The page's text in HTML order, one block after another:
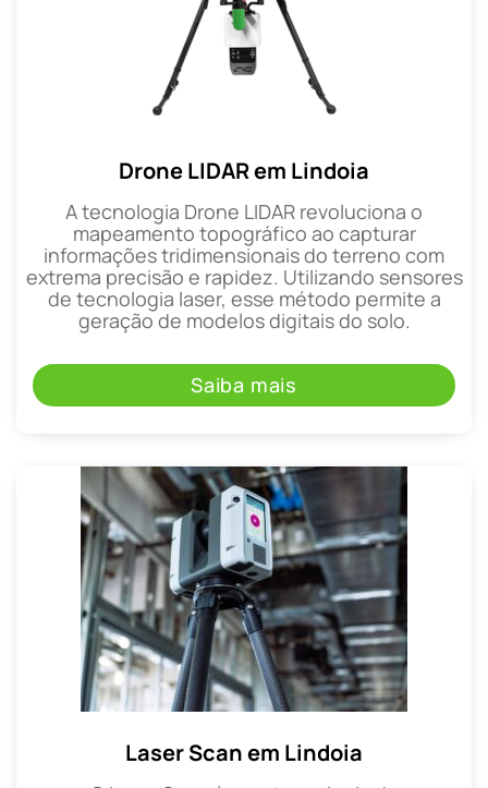
Drone LIDAR em Lindoia
A tecnologia Drone LIDAR revoluciona o
mapeamento topográfico ao capturar
informações tridimensionais do terreno com
extrema precisão e rapidez. Utilizando sensores
de tecnologia laser, esse método permite a
geração de modelos digitais do solo.
Saiba mais
Laser Scan em Lindoia